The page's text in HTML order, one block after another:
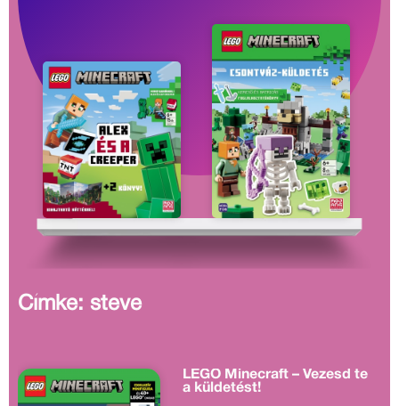
Címke: steve
LEGO Minecraft – Vezesd te
a küldetést!